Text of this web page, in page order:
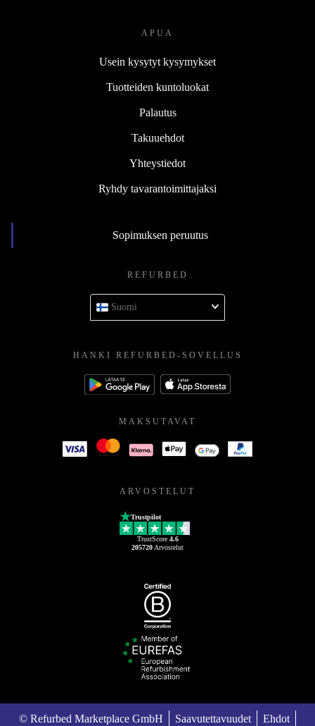
APUA
Usein kysytyt kysymykset
Tuotteiden kuntoluokat
Palautus
Takuuehdot
Yhteystiedot
Ryhdy tavarantoimittajaksi
Sopimuksen peruutus
REFURBED
Suomi
HANKI REFURBED-SOVELLUS
MAKSUTAVAT
ARVOSTELUT
Trustpilot
TrustScore 4.6
205720 Arvostelut
© Refurbed Marketplace GmbH Saavutettavuudet Ehdot